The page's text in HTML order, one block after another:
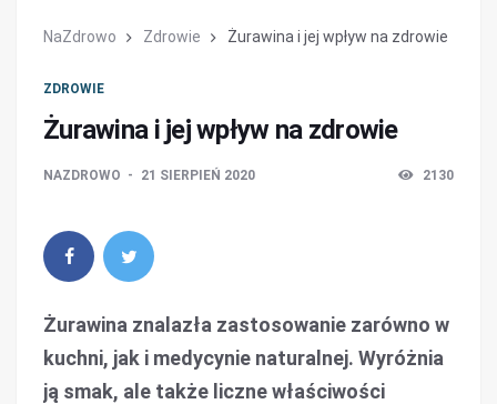
NaZdrowo Zdrowie Żurawina i jej wpływ na zdrowie
ZDROWIE
Żurawina i jej wpływ na zdrowie
NAZDROWO 21 SIERPIEŃ 2020 2130
Żurawina znalazła zastosowanie zarówno w
kuchni, jak i medycynie naturalnej. Wyróżnia
ją smak, ale także liczne właściwości